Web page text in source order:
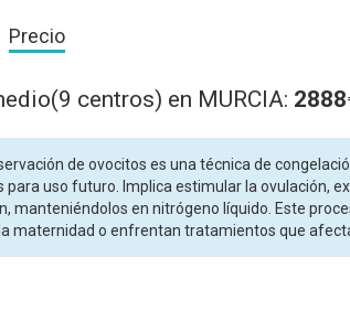
Precio
centros) en MURCIA:
de ovocitos es una técnica de
para uso futuro. Implica estimular la ovulación,
manteniéndolos en nitrógeno líquido. Este
maternidad o enfrentan tratamientos que